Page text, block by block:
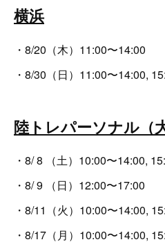
横浜
・8/20（木）11:00〜14:00
・8/30（日）11:00〜14:00,
陸トレパーソナル（
・8/ 8 （土）10:00〜14:00,
・8/ 9 （日）12:00〜17:00
・8/11（火）10:00〜14:00,
・8/17（月）10:00〜14:00,